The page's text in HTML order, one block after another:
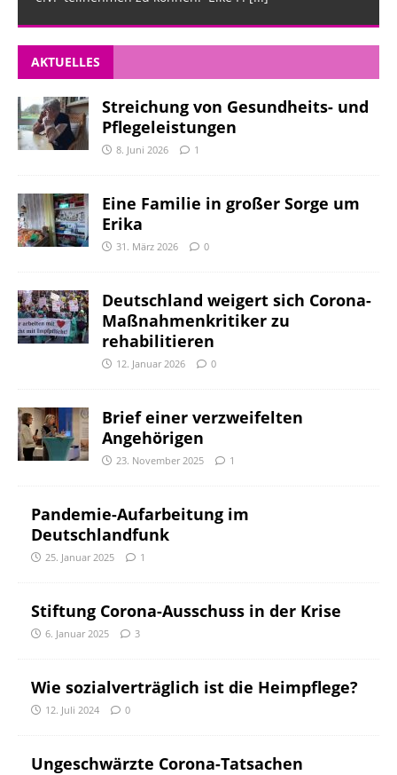
AKTUELLES
Streichung von Gesundheits- und
Pflegeleistungen
8. Juni 2026 1
Eine Familie in großer Sorge um
Erika
31. März 2026 0
Deutschland weigert sich Corona-
Maßnahmenkritiker zu
rehabilitieren
12. Januar 2026 0
Brief einer verzweifelten
Angehörigen
23. November 2025 1
Pandemie-Aufarbeitung im
Deutschlandfunk
25. Januar 2025 1
Stiftung Corona-Ausschuss in der Krise
6. Januar 2025 3
Wie sozialverträglich ist die Heimpflege?
12. Juli 2024 0
Ungeschwärzte Corona-Tatsachen